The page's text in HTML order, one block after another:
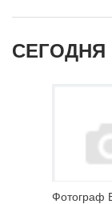
Фотограф